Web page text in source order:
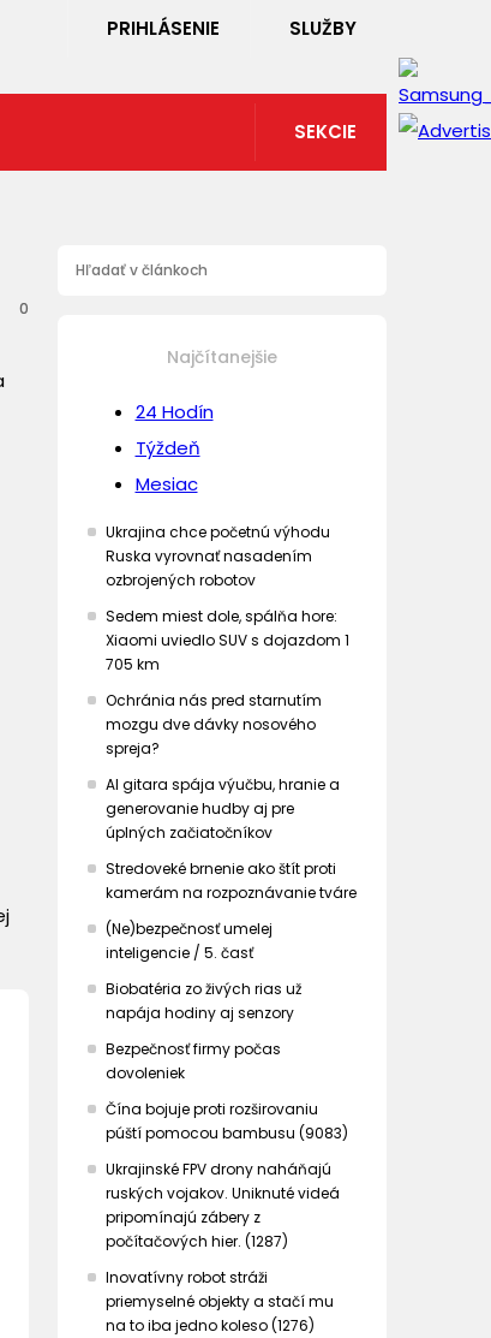
PRIHLÁSENIE SLUŽBY
SEKCIE
0
Najčítanejšie
24 Hodín
Týždeň
Mesiac
Ukrajina chce početnú výhodu
Ruska vyrovnať nasadením
ozbrojených robotov
Sedem miest dole, spálňa hore:
Xiaomi uviedlo SUV s dojazdom 1
705 km
Ochránia nás pred starnutím
mozgu dve dávky nosového
spreja?
AI gitara spája výučbu, hranie a
generovanie hudby aj pre
úplných začiatočníkov
Stredoveké brnenie ako štít proti
kamerám na rozpoznávanie tváre
(Ne)bezpečnosť umelej
inteligencie / 5. časť
Biobatéria zo živých rias už
napája hodiny aj senzory
Bezpečnosť firmy počas
dovoleniek
Čína bojuje proti rozširovaniu
púští pomocou bambusu (9083)
Ukrajinské FPV drony naháňajú
ruských vojakov. Uniknuté videá
pripomínajú zábery z
počítačových hier. (1287)
Inovatívny robot stráži
priemyselné objekty a stačí mu
na to iba jedno koleso (1276)